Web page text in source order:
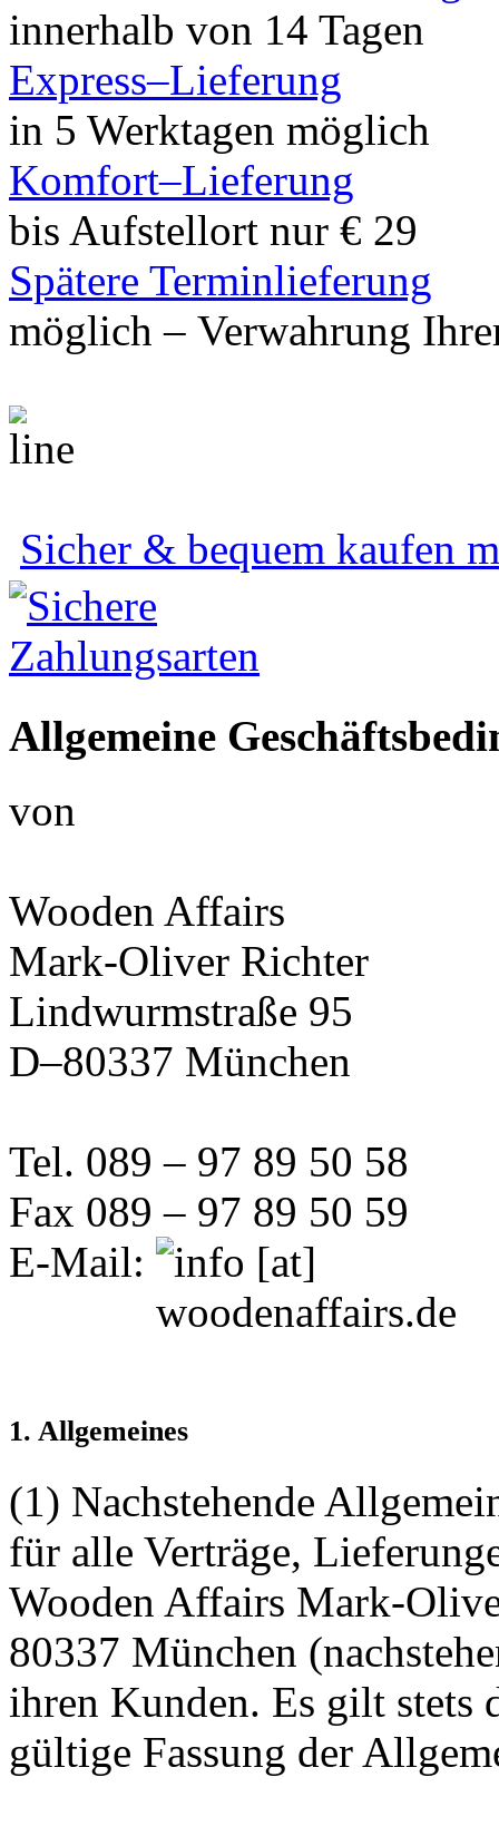
innerhalb von 14 Tagen
Express–Lieferung
in 5 Werktagen möglich
Komfort–Lieferung
bis Aufstellort nur € 29
Spätere Terminlieferung
möglich – Verwahrung
Sicher & bequem kaufen
Allgemeine
von
Wooden Affairs
Mark-Oliver Richter
Lindwurmstraße 95
D–80337 München
Tel. 089 – 97 89 50 58
Fax 089 – 97 89 50 59
E-Mail:
1. Allgemeines
(1) Nachstehende
für alle Verträge,
Wooden Affairs Mark-
80337 München
ihren Kunden. Es gilt stets
gültige Fassung der